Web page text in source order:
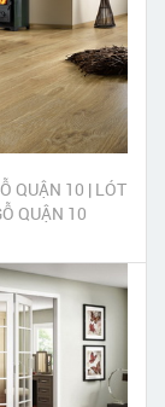
QUẬN 10 | LÓT
QUẬN 10